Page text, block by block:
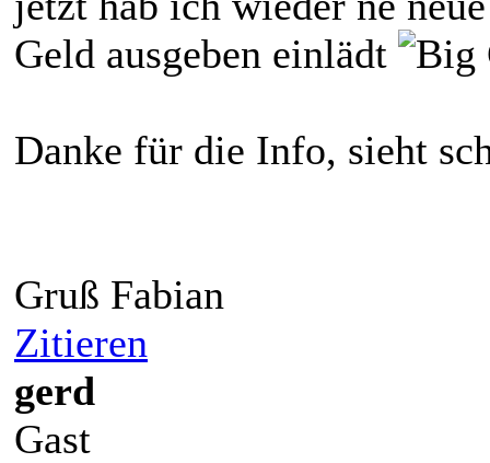
Geld ausgeben einlädt
Danke für die Info, sieht
Gruß Fabian
Zitieren
gerd
Gast